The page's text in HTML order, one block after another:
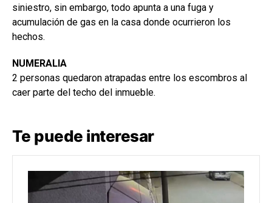
siniestro, sin embargo, todo apunta a una fuga y
acumulación de gas en la casa donde ocurrieron los
hechos.
NUMERALIA
2 personas quedaron atrapadas entre los escombros al
caer parte del techo del inmueble.
Te puede interesar